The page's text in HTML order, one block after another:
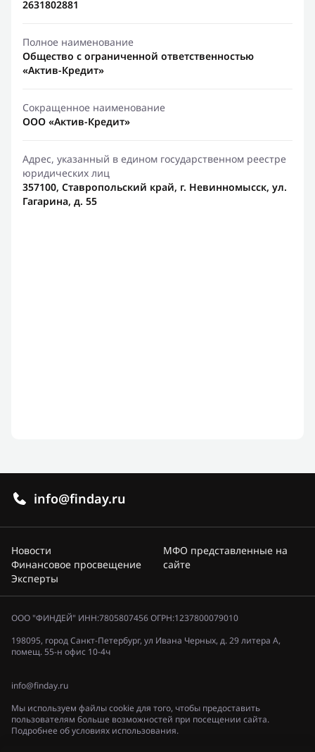
2631802881
Полное наименование
Общество с ограниченной ответственностью
«Актив-Кредит»
Сокращенное наименование
ООО «Актив-Кредит»
Адрес, указанный в едином государственном реестре
юридических лиц
357100, Ставропольский край, г. Невинномысск, ул.
Гагарина, д. 55
info@finday.ru
Новости
Финансовое просвещение
Эксперты
МФО представленные на
сайте
ООО "ФИНДЕЙ" ИНН:7805807456 ОГРН:1237800079010
198095, город Санкт-Петербург, ул Ивана Черных, д. 29 литера А,
помещ. 55-н офис 10-4ч
info@finday.ru
Мы используем файлы cookie для того, чтобы предоставить
пользователям больше возможностей при посещении сайта.
Подробнее об условиях использования.